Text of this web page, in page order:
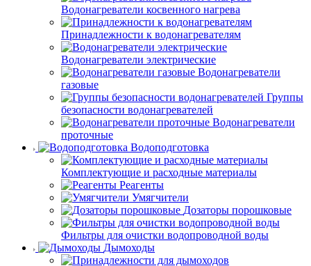
Водонагреватели косвенного нагрева
Принадлежности к водонагревателям
Водонагреватели электрические
Водонагреватели
газовые
Группы
безопасности водонагревателей
Водонагреватели
проточные
Водоподготовка
Комплектующие и расходные материалы
Реагенты
Умягчители
Дозаторы порошковые
Фильтры для очистки водопроводной воды
Дымоходы